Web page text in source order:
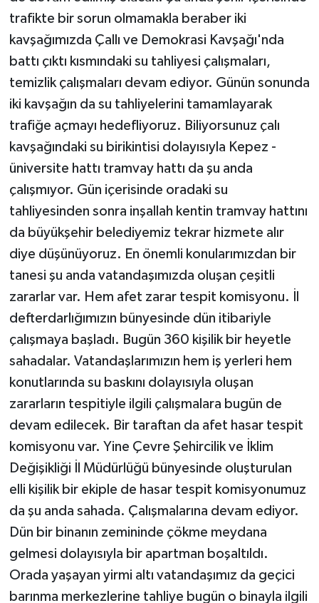
trafikte bir sorun olmamakla beraber iki
kavşağımızda Çallı ve Demokrasi Kavşağı'nda
battı çıktı kısmındaki su tahliyesi çalışmaları,
temizlik çalışmaları devam ediyor. Günün sonunda
iki kavşağın da su tahliyelerini tamamlayarak
trafiğe açmayı hedefliyoruz. Biliyorsunuz çalı
kavşağındaki su birikintisi dolayısıyla Kepez -
üniversite hattı tramvay hattı da şu anda
çalışmıyor. Gün içerisinde oradaki su
tahliyesinden sonra inşallah kentin tramvay hattını
da büyükşehir belediyemiz tekrar hizmete alır
diye düşünüyoruz. En önemli konularımızdan bir
tanesi şu anda vatandaşımızda oluşan çeşitli
zararlar var. Hem afet zarar tespit komisyonu. İl
defterdarlığımızın bünyesinde dün itibariyle
çalışmaya başladı. Bugün 360 kişilik bir heyetle
sahadalar. Vatandaşlarımızın hem iş yerleri hem
konutlarında su baskını dolayısıyla oluşan
zararların tespitiyle ilgili çalışmalara bugün de
devam edilecek. Bir taraftan da afet hasar tespit
komisyonu var. Yine Çevre Şehircilik ve İklim
Değişikliği İl Müdürlüğü bünyesinde oluşturulan
elli kişilik bir ekiple de hasar tespit komisyonumuz
da şu anda sahada. Çalışmalarına devam ediyor.
Dün bir binanın zemininde çökme meydana
gelmesi dolayısıyla bir apartman boşaltıldı.
Orada yaşayan yirmi altı vatandaşımız da geçici
barınma merkezlerine tahliye bugün o binayla ilgili